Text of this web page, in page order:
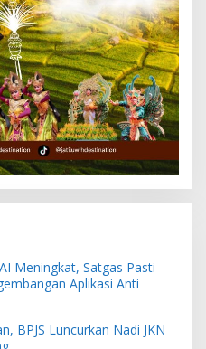
Meningkat, Satgas Pasti
Aplikasi Anti
BPJS Luncurkan Nadi JKN